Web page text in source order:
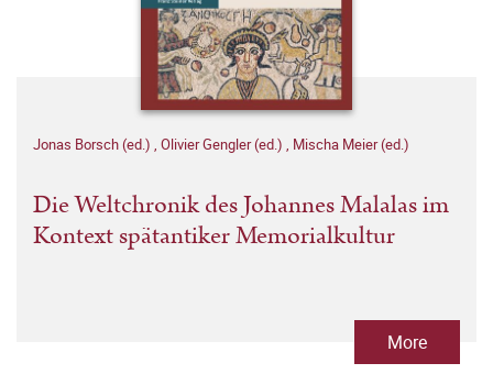
Jonas Borsch (ed.) , Olivier Gengler (ed.) , Mischa Meier (ed.)
Die Weltchronik des Johannes Malalas im
Kontext spätantiker Memorialkultur
More